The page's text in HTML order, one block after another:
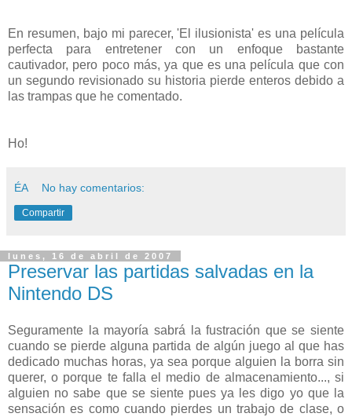
En resumen, bajo mi parecer, 'El ilusionista' es una película
perfecta para entretener con un enfoque bastante
cautivador, pero poco más, ya que es una película que con
un segundo revisionado su historia pierde enteros debido a
las trampas que he comentado.
Ho!
ÉA No hay comentarios:
Compartir
lunes, 16 de abril de 2007
Preservar las partidas salvadas en la
Nintendo DS
Seguramente la mayoría sabrá la fustración que se siente
cuando se pierde alguna partida de algún juego al que has
dedicado muchas horas, ya sea porque alguien la borra sin
querer, o porque te falla el medio de almacenamiento..., si
alguien no sabe que se siente pues ya les digo yo que la
sensación es como cuando pierdes un trabajo de clase, o